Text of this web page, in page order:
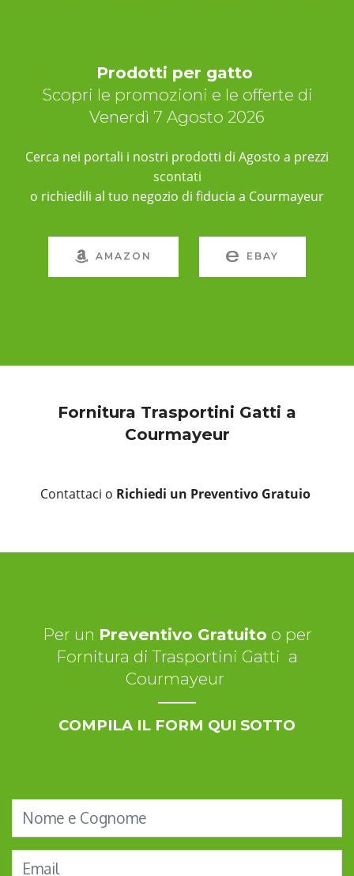
Prodotti per gatto
Scopri le promozioni e le offerte di
Venerdì 7 Agosto 2026
Cerca nei portali i nostri prodotti di Agosto a prezzi
scontati
o richiedili al tuo negozio di fiducia a Courmayeur
AMAZON EBAY
Fornitura Trasportini Gatti a
Courmayeur
Contattaci o Richiedi un Preventivo Gratuio
Per un Preventivo Gratuito o per
Fornitura di Trasportini Gatti a
Courmayeur
COMPILA IL FORM QUI SOTTO